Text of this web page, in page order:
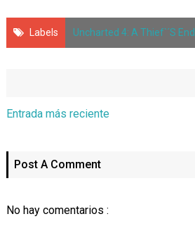
Labels Uncharted 4: A Thief`´s End
Entrada más reciente
Post A Comment
No hay comentarios :